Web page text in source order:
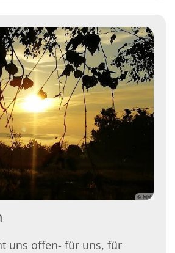
© MM
uns offen- für uns, für